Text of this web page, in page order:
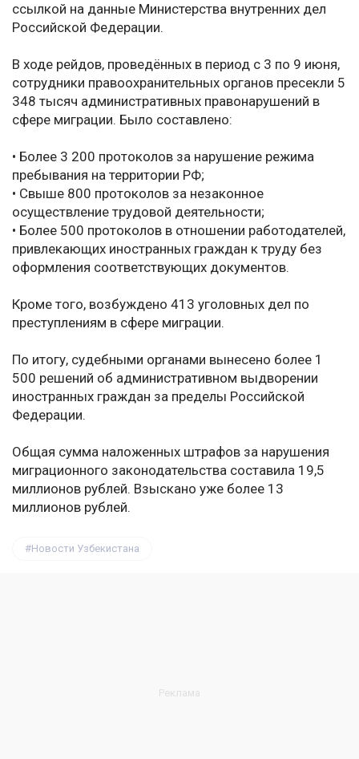
ссылкой на данные Министерства внутренних дел
Российской Федерации.
В ходе рейдов, проведённых в период с 3 по 9 июня,
сотрудники правоохранительных органов пресекли 5
348 тысяч административных правонарушений в
сфере миграции. Было составлено:
• Более 3 200 протоколов за нарушение режима
пребывания на территории РФ;
• Свыше 800 протоколов за незаконное
осуществление трудовой деятельности;
• Более 500 протоколов в отношении работодателей,
привлекающих иностранных граждан к труду без
оформления соответствующих документов.
Кроме того, возбуждено 413 уголовных дел по
преступлениям в сфере миграции.
По итогу, судебными органами вынесено более 1
500 решений об административном выдворении
иностранных граждан за пределы Российской
Федерации.
Общая сумма наложенных штрафов за нарушения
миграционного законодательства составила 19,5
миллионов рублей. Взыскано уже более 13
миллионов рублей.
Новости Узбекистана